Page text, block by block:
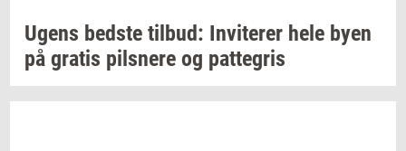
Ugens bed­ste til­bud: In­vi­te­rer hele byen
på gra­tis pils­ne­re og pat­te­gris